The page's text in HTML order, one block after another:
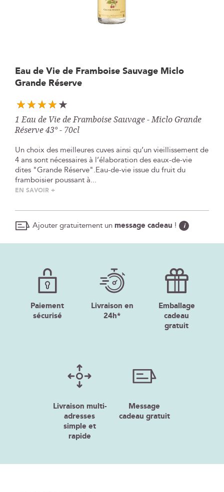
Skip
to
the
beginning
of
the
images
Eau de Vie de Framboise Sauvage Miclo
Grande Réserve
1 Eau de Vie de Framboise Sauvage - Miclo Grande
Réserve 43° - 70cl
Un choix des meilleures cuves ainsi qu’un vieillissement de
4 ans sont nécessaires à l’élaboration des eaux-de-vie
dites "Grande Réserve".Eau-de-vie issue du fruit du
framboisier poussant à...
EN SAVOIR +
Ajouter gratuitement unmessage cadeau ! i
Paiement
sécurisé
Livraison en
24h*
Emballage
cadeau
gratuit
Livraison multi-
adresses
simple et
rapide
Message
cadeau gratuit